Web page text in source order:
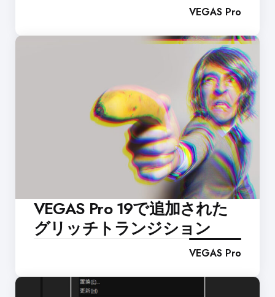
VEGAS Pro
VEGAS Pro 19で追加された
グリッチトランジション
VEGAS Pro